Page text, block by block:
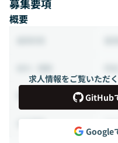
募集要項
概要
求人情報をご覧いただ
GitHub
Google